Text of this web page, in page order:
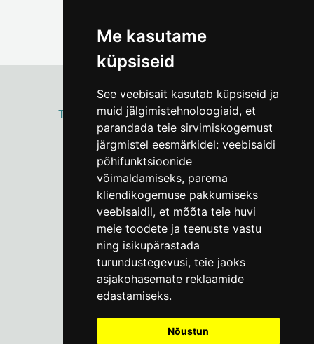
Me kasutame
küpsiseid
See veebisait kasutab küpsiseid ja
muid jälgimistehnoloogiaid, et
parandada teie sirvimiskogemust
järgmistel eesmärkidel: veebisaidi
põhifunktsioonide
võimaldamiseks, parema
kliendikogemuse pakkumiseks
veebisaidil, et mõõta teie huvi
meie toodete ja teenuste vastu
ning isikupärastada
turundustegevusi, teie jaoks
asjakohasemate reklaamide
edastamiseks.
Nõustun
ТАЛЛИННСКИЙГОРОДСКОЙ МУЗЕЙ
Vene 17
Пн–Пт 9–17:(+372) 610 4178
info@linnamuuseum.ee